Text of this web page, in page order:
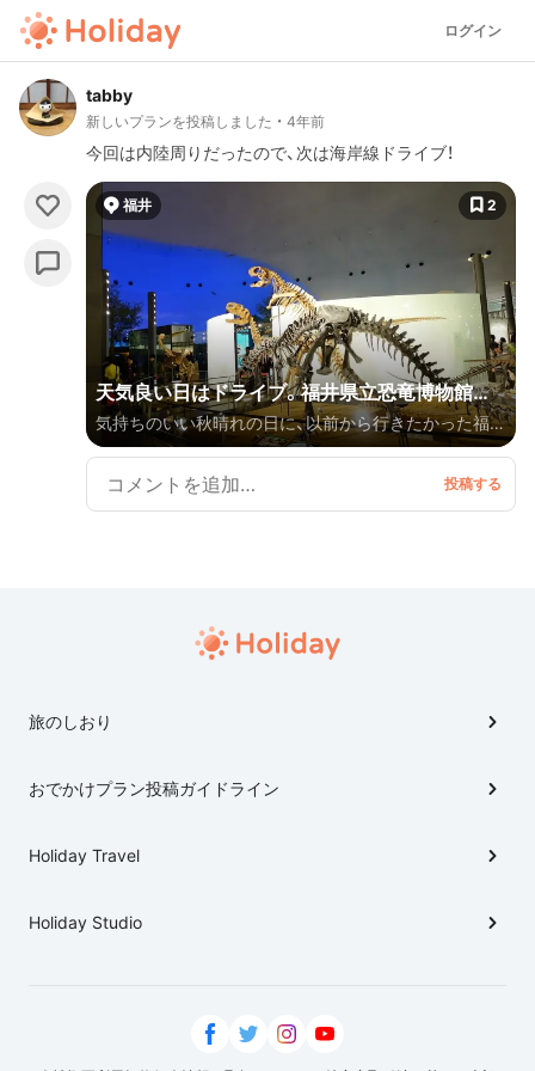
ログイン
tabby
新しいプランを投稿しました 4年前
今回は内陸周りだったので、次は海岸線ドライブ！
福井 2
天気良い日はドライブ。福井県立恐竜博物館と
永平寺。せっかくだから芦原温泉も。
気持ちのいい秋晴れの日に、以前から行きたかった福井
県立恐竜博物館へ行こう🦕！と思い立ってドライブ。名
古屋から2時間半くらい。永平寺拝観してせっかくだか
ら温泉♨️も入って、と欲張りな1日遊び倒しの日なので
旅のしおり
おでかけプラン投稿ガイドライン
Holiday Travel
Holiday Studio